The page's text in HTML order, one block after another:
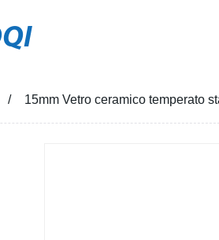
15mm Vetro ceramico temperato